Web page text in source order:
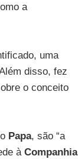
a
uma
disso, fez
o conceito
Papa, são “a
à Companhia